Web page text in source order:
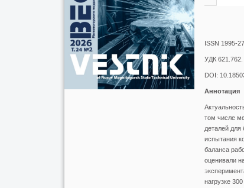
ISSN 1995-
УДК 621.762.
DOI:
Аннотация
том числе
деталей
испытания
баланса
оценивали
нагрузке